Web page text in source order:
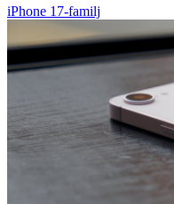
iPhone 17-familj